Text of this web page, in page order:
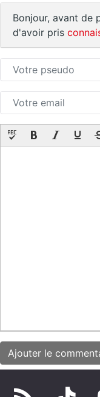
Bonjour, avant de
d'avoir pris